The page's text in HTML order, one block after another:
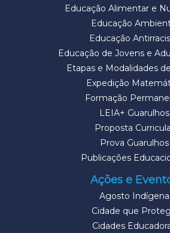
Educação Alimentar e
Educação
Educação
Educação de Jovens e
Etapas e Modalidades
Expedição
Formação
LEIA+ Guarulhos
Proposta
Prova Guarulhos
Publicações
Ações e
Agosto Indígena
Cidade que
Cidades